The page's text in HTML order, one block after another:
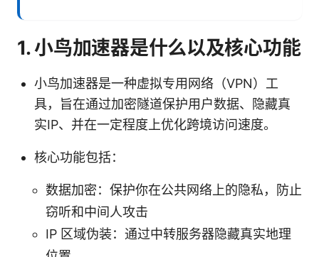
1. 小鸟加速器是什么以及核心功能
小鸟加速器是一种虚拟专用网络（VPN）工
具，旨在通过加密隧道保护用户数据、隐藏真
实IP、并在一定程度上优化跨境访问速度。
核心功能包括：
数据加密：保护你在公共网络上的隐私，防止
窃听和中间人攻击
IP 区域伪装：通过中转服务器隐藏真实地理